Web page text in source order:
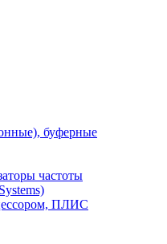
буферные
частоты
ПЛИС